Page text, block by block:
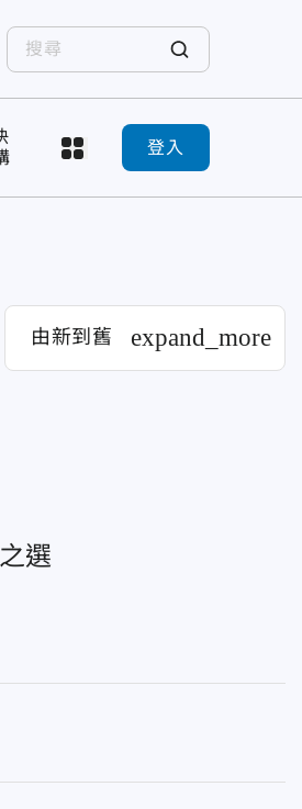
登入
由新到舊 expand_more
選